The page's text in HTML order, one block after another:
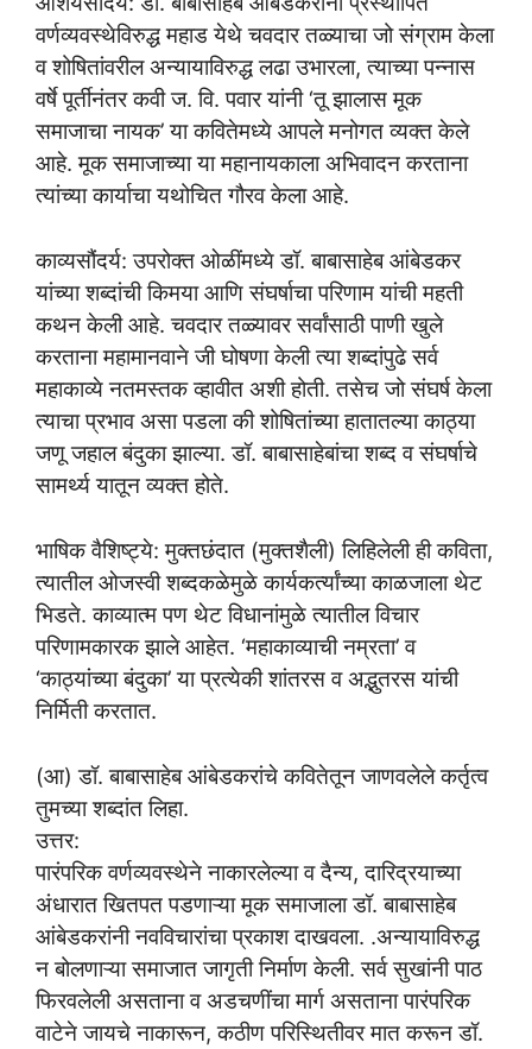
वर्णव्यवस्थेविरुद्ध महाड येथे चवदार तळ्याचा जो संग्राम केला
व शोषितांवरील अन्यायाविरुद्ध लढा उभारला, त्याच्या पन्नास
वर्षे पूर्तीनंतर कवी ज. वि. पवार यांनी ‘तू झालास मूक
समाजाचा नायक’ या कवितेमध्ये आपले मनोगत व्यक्त केले
आहे. मूक समाजाच्या या महानायकाला अभिवादन करताना
त्यांच्या कार्याचा यथोचित गौरव केला आहे.
काव्यसौंदर्य: उपरोक्त ओळींमध्ये डॉ. बाबासाहेब आंबेडकर
यांच्या शब्दांची किमया आणि संघर्षाचा परिणाम यांची महती
कथन केली आहे. चवदार तळ्यावर सर्वांसाठी पाणी खुले
करताना महामानवाने जी घोषणा केली त्या शब्दांपुढे सर्व
महाकाव्ये नतमस्तक व्हावीत अशी होती. तसेच जो संघर्ष केला
त्याचा प्रभाव असा पडला की शोषितांच्या हातातल्या काठ्या
जणू जहाल बंदुका झाल्या. डॉ. बाबासाहेबांचा शब्द व संघर्षाचे
सामर्थ्य यातून व्यक्त होते.
भाषिक वैशिष्ट्ये: मुक्तछंदात (मुक्तशैली) लिहिलेली ही कविता,
त्यातील ओजस्वी शब्दकळेमुळे कार्यकर्त्यांच्या काळजाला थेट
भिडते. काव्यात्म पण थेट विधानांमुळे त्यातील विचार
परिणामकारक झाले आहेत. ‘महाकाव्याची नम्रता’ व
‘काठ्यांच्या बंदुका’ या प्रत्येकी शांतरस व अद्भुतरस यांची
निर्मिती करतात.
(आ) डॉ. बाबासाहेब आंबेडकरांचे कवितेतून जाणवलेले कर्तृत्व
तुमच्या शब्दांत लिहा.
उत्तर:
पारंपरिक वर्णव्यवस्थेने नाकारलेल्या व दैन्य, दारिद्रयाच्या
अंधारात खितपत पडणाऱ्या मूक समाजाला डॉ. बाबासाहेब
आंबेडकरांनी नवविचारांचा प्रकाश दाखवला. .अन्यायाविरुद्ध
न बोलणाऱ्या समाजात जागृती निर्माण केली. सर्व सुखांनी पाठ
फिरवलेली असताना व अडचणींचा मार्ग असताना पारंपरिक
वाटेने जायचे नाकारून, कठीण परिस्थितीवर मात करून डॉ.